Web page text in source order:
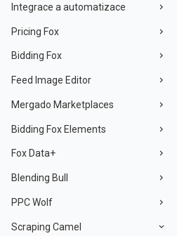
Integrace a automatizace
Pricing Fox
Bidding Fox
Feed Image Editor
Mergado Marketplaces
Bidding Fox Elements
Fox Data+
Blending Bull
PPC Wolf
Scraping Camel